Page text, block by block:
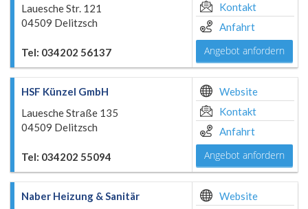
Lauesche Str. 121
04509 Delitzsch
Tel: 034202 56137
Kontakt
Anfahrt
Angebot anfordern
HSF Künzel GmbH
Lauesche Straße 135
04509 Delitzsch
Tel: 034202 55094
Website
Kontakt
Anfahrt
Angebot anfordern
Naber Heizung & Sanitär
Website